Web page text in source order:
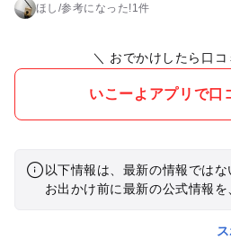
ほし /参考に なった!1件
＼ おでかけしたら口コ
いこーよアプリで口
以下情報は、最新の情報ではな
お出かけ前に最新の公式情報を